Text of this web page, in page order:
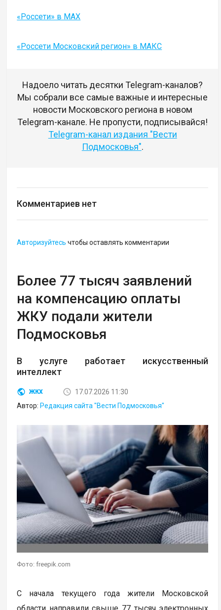
«Россети» в MAX
«Россети Московский регион» в МАКС
Надоело читать десятки Telegram-каналов?
Мы собрали все самые важные и интересные
новости Московского региона в новом
Telegram-канале. Не пропусти, подписывайся!
Telegram-канал издания "Вести
Подмосковья".
Комментариев нет
Авторизуйтесь чтобы оставлять комментарии
Более 77 тысяч заявлений
на компенсацию оплаты
ЖКУ подали жители
Подмосковья
В услуге работает искусственный
интеллект
ЖКХ
17.07.2026 11:30
Автор: Редакция сайта "Вести Подмосковья"
Фото: freepik.com
С начала текущего года жители Московской